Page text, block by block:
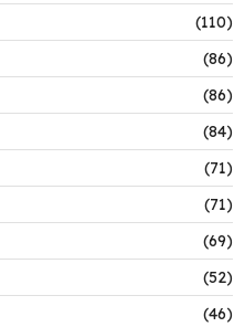
(110)
(86)
(86)
(84)
(71)
(71)
(69)
(52)
(46)